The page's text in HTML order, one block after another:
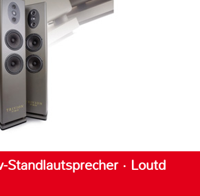
Standlautsprecher · Loutd